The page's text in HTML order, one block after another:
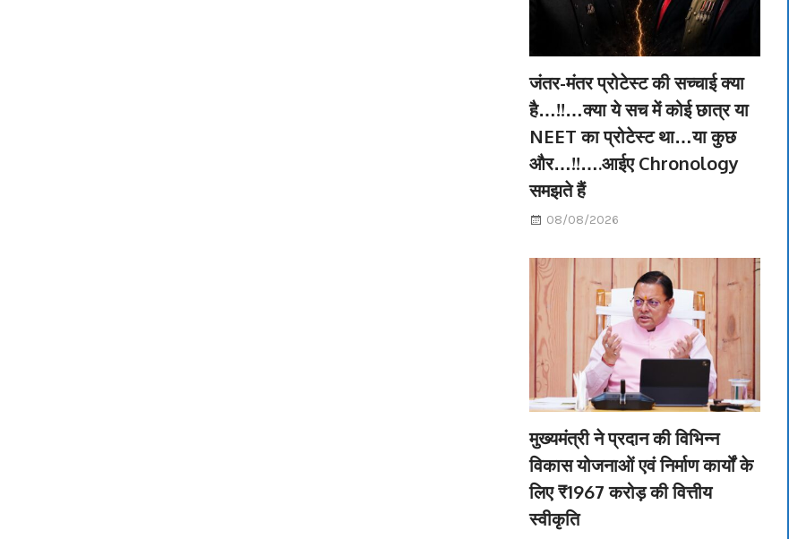
जंतर-मंतर प्रोटेस्ट की सच्चाई क्या
है…!!…क्या ये सच में कोई छात्र या
NEET का प्रोटेस्ट था…या कुछ
और…!!….आईए Chronology
समझते हैं
08/08/2026
मुख्यमंत्री ने प्रदान की विभिन्न
विकास योजनाओं एवं निर्माण कार्यों के
लिए ₹1967 करोड़ की वित्तीय
स्वीकृति